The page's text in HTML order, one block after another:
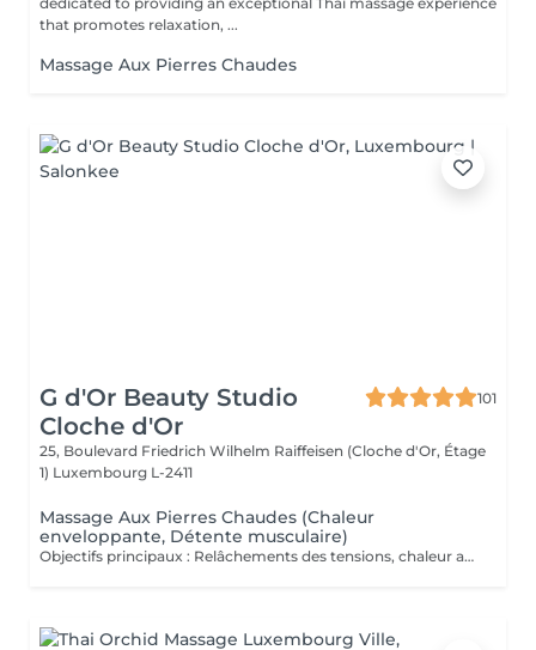
that promotes relaxation, ...
Massage Aux Pierres Chaudes
G d'Or Beauty Studio
Cloche d'Or
101
25, Boulevard Friedrich Wilhelm Raiffeisen (Cloche d'Or, Étage
1) Luxembourg L-2411
Massage Aux Pierres Chaudes (Chaleur
enveloppante, Détente musculaire)
Objectifs principaux : Relâchements des tensions, chaleur apaisante, détente profonde: Massage enveloppant réalisé à l'aide de pierres volcaniques chauffées, délicatement positionnées sur des points stratégiques du corps et utilisées pour effectuer des mouvements lents et fluides. La chaleur diffuse pénètre progressivement les tissus, assouplit les zones contractées et favorise une détente musculaire en profondeur. Véritable rituel de thermothérapie, ce soin exploite les bienfaits thérapeutiques de la chaleur pour stimuler la circulation, soutenir l'oxygénation des tissus et apaiser les tensions accumulées. Il procure une sensation immédiate de confort et d'équilibre, idéale en période de fatigue ou lorsque le corps a besoin d'être profondément réchauffé et revitalisé. Fréquence recommandée : Ponctuellement, ou toutes les 2 à 3 semaines dans le cadre d'un entretien régulier.